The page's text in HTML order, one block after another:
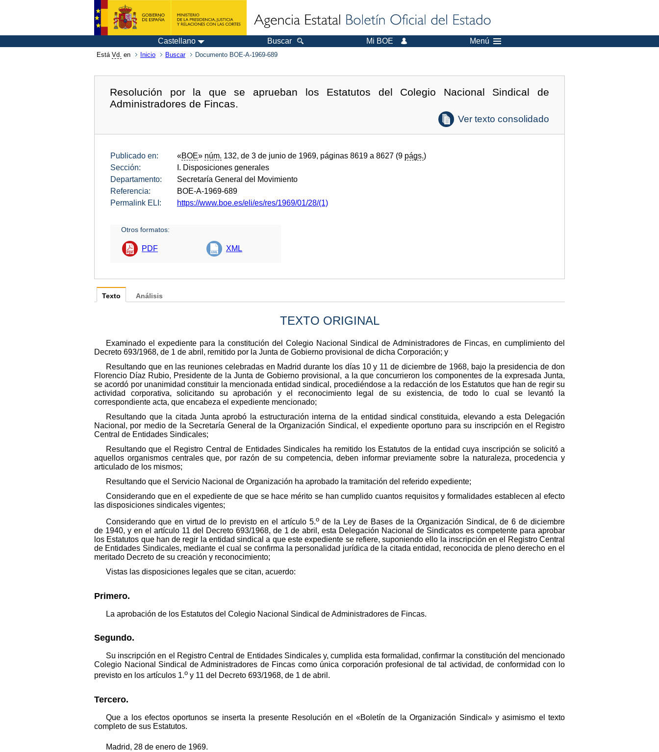
Castellano Buscar Mi BOE Menú
Está Vd. en Inicio Buscar Documento BOE-A-1969-689
Resolución por la que se aprueban los Estatutos del Colegio Nacional Sindical de
Administradores de Fincas.
Ver texto consolidado
Publicado en: «BOE» núm. 132, de 3 de junio de 1969, páginas 8619 a 8627 (9 págs.)
Sección:
I. Disposiciones generales
Departamento:
Secretaría General del Movimiento
Referencia:
BOE-A-1969-689
Permalink ELI:
https://www.boe.es/eli/es/res/1969/01/28/(1)
Otros formatos:
PDF XML
Texto
TEXTO ORIGINAL
Examinado el expediente para la constitución del Colegio Nacional Sindical de Administradores de Fincas, en cumplimiento del
Decreto 693/1968, de 1 de abril, remitido por la Junta de Gobierno provisional de dicha Corporación; y
Resultando que en las reuniones celebradas en Madrid durante los días 10 y 11 de diciembre de 1968, bajo la presidencia de don
Florencio Díaz Rubio, Presidente de la Junta de Gobierno provisional, a la que concurrieron los componentes de la expresada Junta,
se acordó por unanimidad constituir la mencionada entidad sindical, procediéndose a la redacción de los Estatutos que han de regir su
actividad corporativa, solicitando su aprobación y el reconocimiento legal de su existencia, de todo lo cual se levantó la
correspondiente acta, que encabeza el expediente mencionado;
Resultando que la citada Junta aprobó la estructuración interna de la entidad sindical constituida, elevando a esta Delegación
Nacional, por medio de la Secretaría General de la Organización Sindical, el expediente oportuno para su inscripción en el Registro
Central de Entidades Sindicales;
Resultando que el Registro Central de Entidades Sindicales ha remitido los Estatutos de la entidad cuya inscripción se solicitó a
aquellos organismos centrales que, por razón de su competencia, deben informar previamente sobre la naturaleza, procedencia y
articulado de los mismos;
Resultando que el Servicio Nacional de Organización ha aprobado la tramitación del referido expediente;
Considerando que en el expediente de que se hace mérito se han cumplido cuantos requisitos y formalidades establecen al efecto
las disposiciones sindicales vigentes;
Considerando que en virtud de lo previsto en el artículo 5.o de la Ley de Bases de la Organización Sindical, de 6 de diciembre
de 1940, y en el artículo 11 del Decreto 693/1968, de 1 de abril, esta Delegación Nacional de Sindicatos es competente para aprobar
los Estatutos que han de regir la entidad sindical a que este expediente se refiere, suponiendo ello la inscripción en el Registro Central
de Entidades Sindicales, mediante el cual se confirma la personalidad jurídica de la citada entidad, reconocida de pleno derecho en el
meritado Decreto de su creación y reconocimiento;
Vistas las disposiciones legales que se citan, acuerdo:
Primero.
La aprobación de los Estatutos del Colegio Nacional Sindical de Administradores de Fincas.
Segundo.
Su inscripción en el Registro Central de Entidades Sindicales y, cumplida esta formalidad, confirmar la constitución del mencionado
Colegio Nacional Sindical de Administradores de Fincas como única corporación profesional de tal actividad, de conformidad con lo
previsto en los artículos 1.o y 11 del Decreto 693/1968, de 1 de abril.
Tercero.
Que a los efectos oportunos se inserta la presente Resolución en el «Boletín de la Organización Sindical» y asimismo el texto
completo de sus Estatutos.
Madrid, 28 de enero de 1969.
Análisis